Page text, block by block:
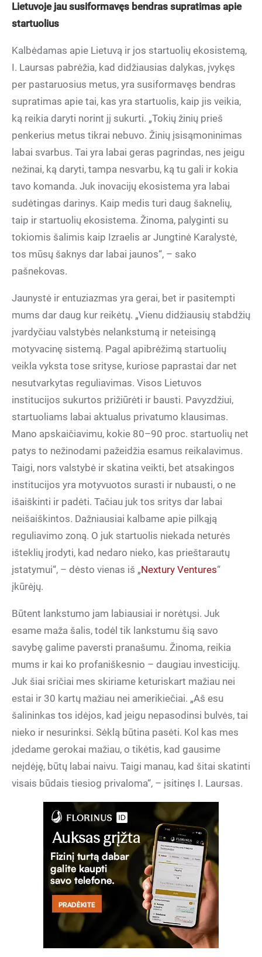
Lietuvoje jau susiformavęs bendras supratimas apie
startuolius
Kalbėdamas apie Lietuvą ir jos startuolių ekosistemą,
I. Laursas pabrėžia, kad didžiausias dalykas, įvykęs
per pastaruosius metus, yra susiformavęs bendras
supratimas apie tai, kas yra startuolis, kaip jis veikia,
ką reikia daryti norint jį sukurti. „Tokių žinių prieš
penkerius metus tikrai nebuvo. Žinių įsisąmoninimas
labai svarbus. Tai yra labai geras pagrindas, nes jeigu
nežinai, ką daryti, tampa nesvarbu, ką tu gali ir kokia
tavo komanda. Juk inovacijų ekosistema yra labai
sudėtingas darinys. Kaip medis turi daug šaknelių,
taip ir startuolių ekosistema. Žinoma, palyginti su
tokiomis šalimis kaip Izraelis ar Jungtinė Karalystė,
tos mūsų šaknys dar labai jaunos“, – sako
pašnekovas.
Jaunystė ir entuziazmas yra gerai, bet ir pasitempti
mums dar daug kur reikėtų. „Vienu didžiausių stabdžių
įvardyčiau valstybės nelankstumą ir neteisingą
motyvacinę sistemą. Pagal apibrėžimą startuolių
veikla vyksta tose srityse, kuriose paprastai dar net
nesutvarkytas reguliavimas. Visos Lietuvos
institucijos sukurtos prižiūrėti ir bausti. Pavyzdžiui,
startuoliams labai aktualus privatumo klausimas.
Mano apskaičiavimu, kokie 80–90 proc. startuolių net
patys to nežinodami pažeidžia esamus reikalavimus.
Taigi, nors valstybė ir skatina veikti, bet atsakingos
institucijos yra motyvuotos surasti ir nubausti, o ne
išaiškinti ir padėti. Tačiau juk tos sritys dar labai
neišaiškintos. Dažniausiai kalbame apie pilkąją
reguliavimo zoną. O juk startuolis niekada neturės
išteklių įrodyti, kad nedaro nieko, kas prieštarautų
įstatymui“, – dėsto vienas iš „Nextury Ventures“
įkūrėjų.
Būtent lankstumo jam labiausiai ir norėtųsi. Juk
esame maža šalis, todėl tik lankstumu šią savo
savybę galime paversti pranašumu. Žinoma, reikia
mums ir kai ko profaniškesnio – daugiau investicijų.
Juk šiai sričiai mes skiriame keturiskart mažiau nei
estai ir 30 kartų mažiau nei amerikiečiai. „Aš esu
šalininkas tos idėjos, kad jeigu nepasodinsi bulvės, tai
nieko ir nesurinksi. Sėklą būtina pasėti. Kol kas mes
įdedame gerokai mažiau, o tikėtis, kad gausime
neįdėję, būtų labai naivu. Taigi manau, kad šitai skatinti
visais būdais tiesiog privaloma“, – įsitinęs I. Laursas.